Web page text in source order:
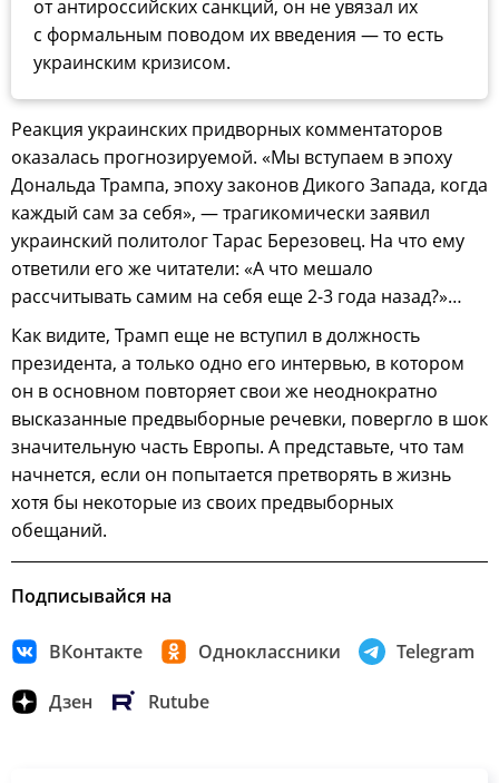
от антироссийских санкций, он не увязал их
с формальным поводом их введения — то есть
украинским кризисом.
Реакция украинских придворных комментаторов
оказалась прогнозируемой. «Мы вступаем в эпоху
Дональда Трампа, эпоху законов Дикого Запада, когда
каждый сам за себя», — трагикомически заявил
украинский политолог Тарас Березовец. На что ему
ответили его же читатели: «А что мешало
рассчитывать самим на себя еще 2-3 года назад?»…
Как видите, Трамп еще не вступил в должность
президента, а только одно его интервью, в котором
он в основном повторяет свои же неоднократно
высказанные предвыборные речевки, повергло в шок
значительную часть Европы. А представьте, что там
начнется, если он попытается претворять в жизнь
хотя бы некоторые из своих предвыборных
обещаний.
Подписывайся на
ВКонтакте Одноклассники Telegram
Дзен Rutube